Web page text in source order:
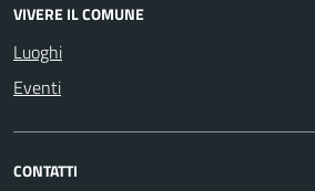
VIVERE IL COMUNE
Luoghi
Eventi
CONTATTI